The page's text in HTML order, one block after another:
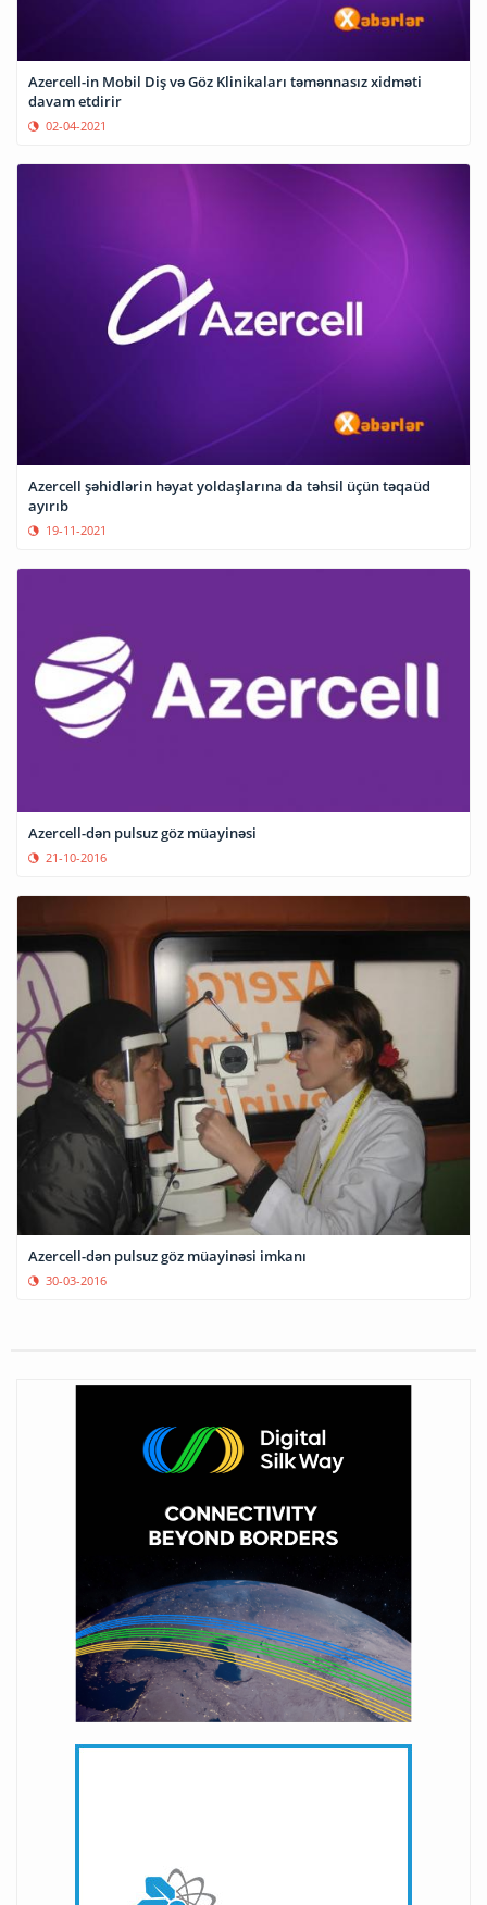
Azercell-in Mobil Diş və Göz Klinikaları təmənnasız xidməti
davam etdirir
02-04-2021
Azercell şəhidlərin həyat yoldaşlarına da təhsil üçün təqaüd
ayırıb
19-11-2021
Azercell-dən pulsuz göz müayinəsi
21-10-2016
Azercell-dən pulsuz göz müayinəsi imkanı
30-03-2016